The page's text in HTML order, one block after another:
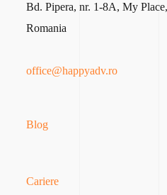
Bd. Pipera, nr. 1-8A, My Place
Romania
office@happyadv.ro
Blog
Cariere